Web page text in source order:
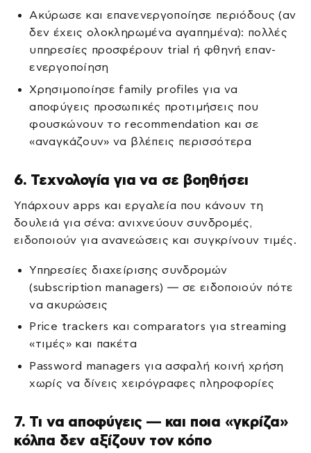
Ακύρωσε και επανενεργοποίησε περιόδους (αν
δεν έχεις ολοκληρωμένα αγαπημένα): πολλές
υπηρεσίες προσφέρουν trial ή φθηνή επαν-
ενεργοποίηση
Χρησιμοποίησε family profiles για να
αποφύγεις προσωπικές προτιμήσεις που
φουσκώνουν το recommendation και σε
«αναγκάζουν» να βλέπεις περισσότερα
6. Τεχνολογία για να σε βοηθήσει
Υπάρχουν apps και εργαλεία που κάνουν τη
δουλειά για σένα: ανιχνεύουν συνδρομές,
ειδοποιούν για ανανεώσεις και συγκρίνουν τιμές.
Υπηρεσίες διαχείρισης συνδρομών
(subscription managers) — σε ειδοποιούν πότε
να ακυρώσεις
Price trackers και comparators για streaming
«τιμές» και πακέτα
Password managers για ασφαλή κοινή χρήση
χωρίς να δίνεις χειρόγραφες πληροφορίες
7. Τι να αποφύγεις — και ποια «γκρίζα»
κόλπα δεν αξίζουν τον κόπο